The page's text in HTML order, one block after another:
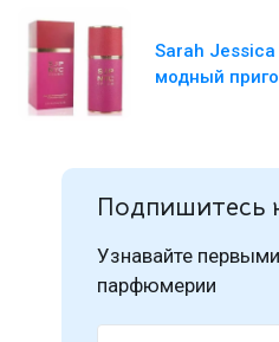
Sarah Jessica
модный
Подпишитесь
Узнавайте
парфюмерии